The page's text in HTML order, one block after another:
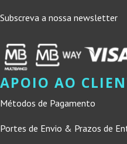
Subscreva a nossa newsletter
APOIO AO
Métodos de Pagamento
Portes de Envio & Prazos de